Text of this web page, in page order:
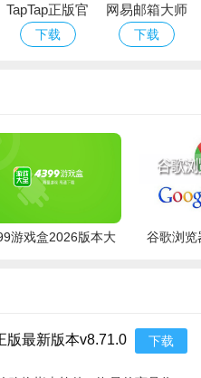
TapTap正版官
方下载最新版
下载
网易邮箱大师
安卓版
下载
游戏盒2026版本大
谷歌浏览
版最新版本v8.71.0
下载